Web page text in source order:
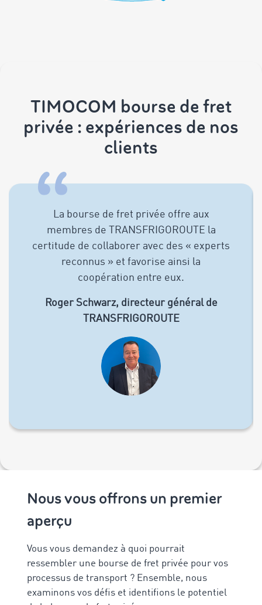
TIMOCOM bourse de fret
privée : expériences de nos
clients
La bourse de fret privée offre aux
membres de TRANSFRIGOROUTE la
certitude de collaborer avec des « experts
reconnus » et favorise ainsi la
coopération entre eux.
Roger Schwarz, directeur général de
TRANSFRIGOROUTE
Nous vous offrons un premier
aperçu
Vous vous demandez à quoi pourrait
ressembler une bourse de fret privée pour vos
processus de transport ? Ensemble, nous
examinons vos défis et identifions le potentiel